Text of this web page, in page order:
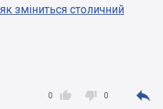
зміниться столичний

0  0 